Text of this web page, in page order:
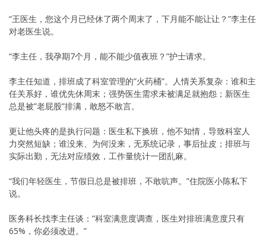
“王医生，您这个月已经休了两个周末了，下月能不能让让？”李主任
对老医生说。
“李主任，我孕期7个月，能不能少值夜班？”护士请求。
李主任知道，排班成了科室管理的”火药桶”。人情关系复杂：谁和主
任关系好，谁优先休周末；强势医生需求未被满足就抱怨；新医生
总是被”老屁股”排满，敢怒不敢言。
更让他头疼的是执行问题：医生私下换班，他不知情，导致科室人
力突然短缺；谁没来、为何没来，无系统记录，事后扯皮；排班与
实际出勤，无法对应绩效，工作量统计一团乱麻。
“我们年轻医生，节假日总是被排班，不敢吭声。”住院医小陈私下
说。
医务科长找李主任谈：”科室满意度调查，医生对排班满意度只有
65%，你必须改进。”